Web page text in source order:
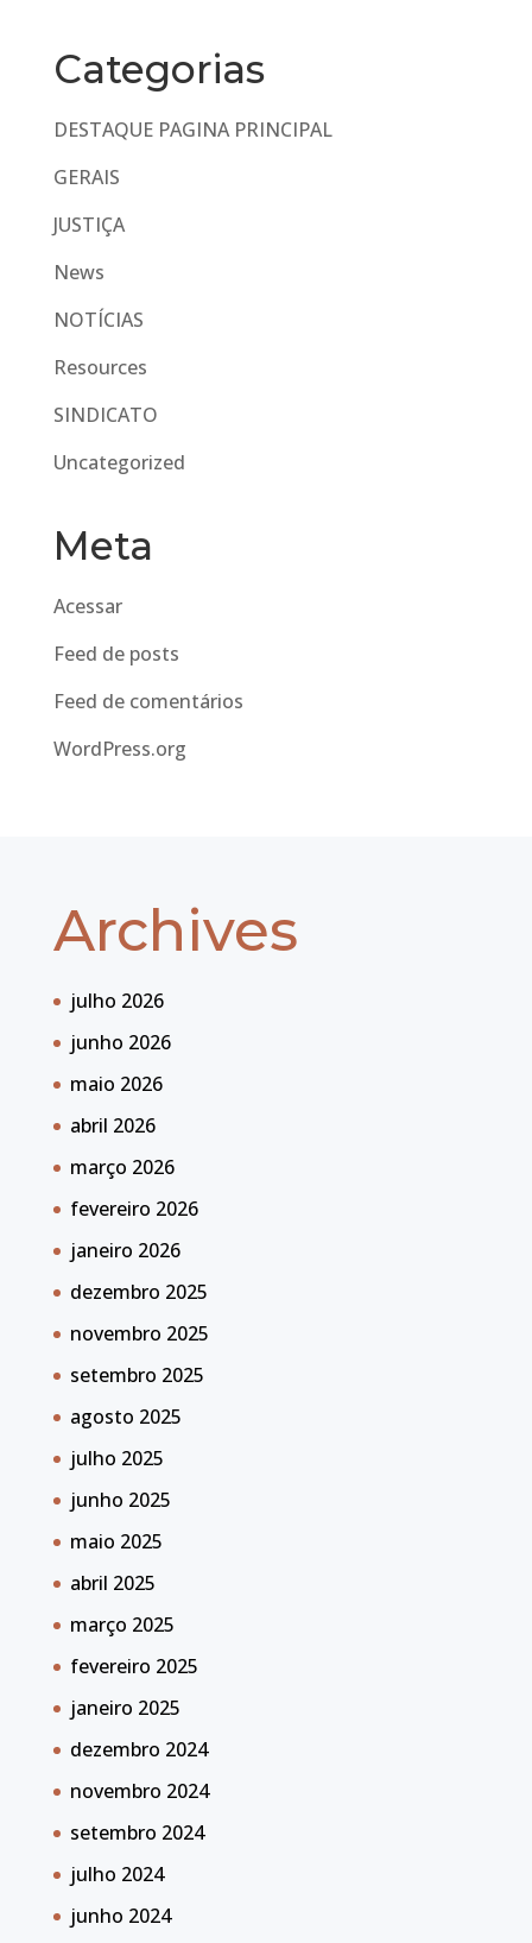
Categorias
DESTAQUE PAGINA PRINCIPAL
GERAIS
JUSTIÇA
News
NOTÍCIAS
Resources
SINDICATO
Uncategorized
Meta
Acessar
Feed de posts
Feed de comentários
WordPress.org
Archives
julho 2026
junho 2026
maio 2026
abril 2026
março 2026
fevereiro 2026
janeiro 2026
dezembro 2025
novembro 2025
setembro 2025
agosto 2025
julho 2025
junho 2025
maio 2025
abril 2025
março 2025
fevereiro 2025
janeiro 2025
dezembro 2024
novembro 2024
setembro 2024
julho 2024
junho 2024